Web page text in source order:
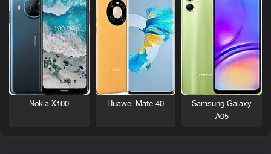
Samsung Galaxy
A05
Huawei Mate 40
Nokia X100